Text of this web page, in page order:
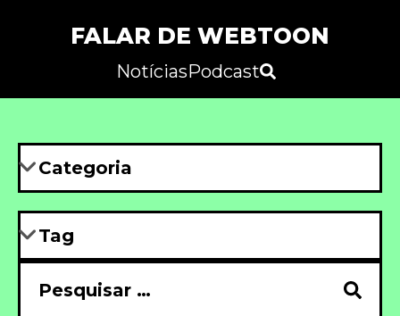
FALAR DE WEBTOON
NotíciasPodcast